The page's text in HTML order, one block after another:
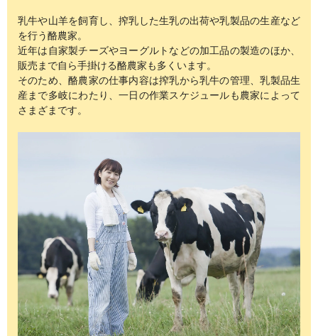
乳牛や山羊を飼育し、搾乳した生乳の出荷や乳製品の生産など
を行う酪農家。
近年は自家製チーズやヨーグルトなどの加工品の製造のほか、
販売まで自ら手掛ける酪農家も多くいます。
そのため、酪農家の仕事内容は搾乳から乳牛の管理、乳製品生
産まで多岐にわたり、一日の作業スケジュールも農家によって
さまざまです。